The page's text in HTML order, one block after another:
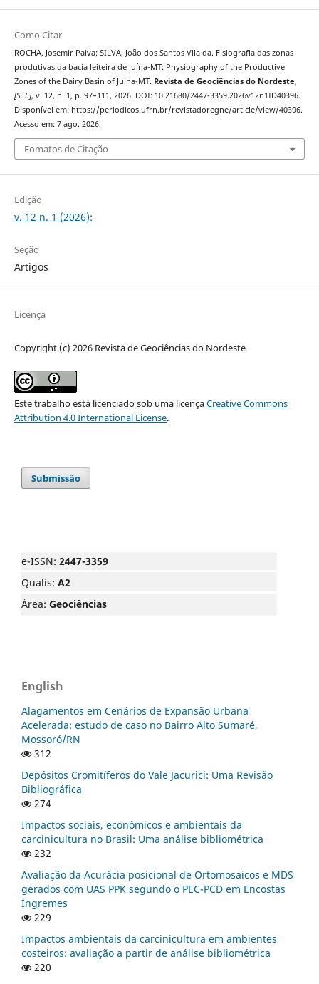
Como Citar
ROCHA, Josemir Paiva; SILVA, João dos Santos Vila da. Fisiografia das zonas
produtivas da bacia leiteira de Juína-MT: Physiography of the Productive
Zones of the Dairy Basin of Juína-MT. Revista de Geociências do Nordeste,
[S. l.], v. 12, n. 1, p. 97–111, 2026. DOI: 10.21680/2447-3359.2026v12n1ID40396.
Disponível em: https://periodicos.ufrn.br/revistadoregne/article/view/40396.
Acesso em: 7 ago. 2026.
Fomatos de Citação
Edição
v. 12 n. 1 (2026):
Seção
Artigos
Licença
Copyright (c) 2026 Revista de Geociências do Nordeste
Este trabalho está licenciado sob uma licençaCreative Commons
Attribution 4.0 International License.
Submissão
e-ISSN: 2447-3359
Qualis: A2
Área: Geociências
English
Alagamentos em Cenários de Expansão Urbana
Acelerada: estudo de caso no Bairro Alto Sumaré,
Mossoró/RN
312
Depósitos Cromitíferos do Vale Jacurici: Uma Revisão
Bibliográfica
274
Impactos sociais, econômicos e ambientais da
carcinicultura no Brasil: Uma análise bibliométrica
232
Avaliação da Acurácia posicional de Ortomosaicos e MDS
gerados com UAS PPK segundo o PEC-PCD em Encostas
Íngremes
229
Impactos ambientais da carcinicultura em ambientes
costeiros: avaliação a partir de análise bibliométrica
220